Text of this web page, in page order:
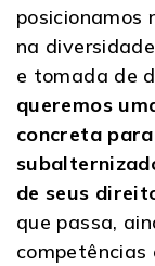
posicionamos
na
e tomada de
queremos
concreta
de seus
que passa,
competências